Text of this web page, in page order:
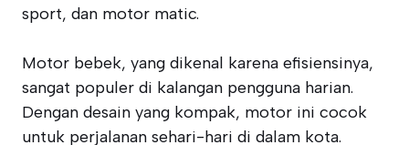
sport, dan motor matic.
Motor bebek, yang dikenal karena efisiensinya,
sangat populer di kalangan pengguna harian.
Dengan desain yang kompak, motor ini cocok
untuk perjalanan sehari-hari di dalam kota.